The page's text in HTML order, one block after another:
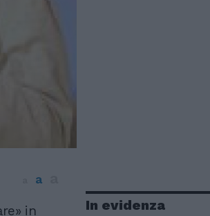
a
in
In evidenza